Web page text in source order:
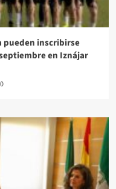
pueden inscribirse
en Iznájar
0